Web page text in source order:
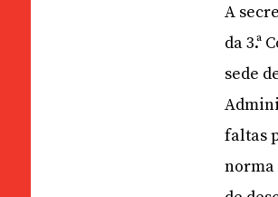
A
da 3.ª
sede
faltas
norma